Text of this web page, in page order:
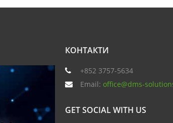
КОНТАКТИ
+852 3757-5634
Email: office@dms-
GET SOCIAL WITH US